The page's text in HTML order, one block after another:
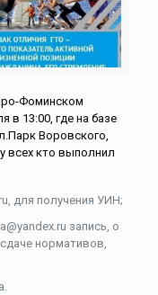
Фоминском
в 13:00, где на базе
Воровского,
всех кто выполнил
для получения УИН;
запись, о
нормативов,